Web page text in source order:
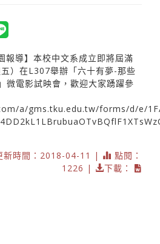
報導】本校中文系成立即將屆滿
）在L307舉辦「六十有夢-那些
微電影試映會，歡迎大家踴躍參
a/gms.tku.edu.tw/forms/d/e/
新時間：2018-04-11 |
點閱：
1226 |
下載：